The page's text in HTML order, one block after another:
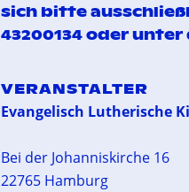
sich bitte
43200134oder unter
VERANSTALTER
Evangelisch Lutherische
Bei der Johanniskirche 16
22765 Hamburg